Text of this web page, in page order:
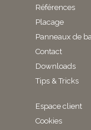
Références
Placage
Panneaux de
Contact
Downloads
Tips & Tricks
Espace client
Cookies